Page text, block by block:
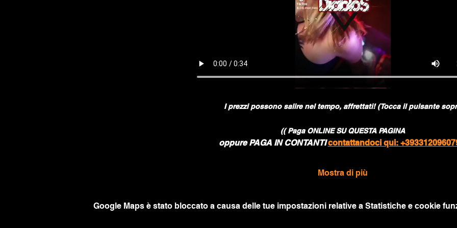
I prezzi possono salire nel tempo, affrettati! (Tocca il pulsante
(( Paga ONLINE SU QUESTA PAGINA
oppure PAGA IN CONTANTI contattandoci qui:
Mostra di più
Google Maps è stato bloccato a causa delle tue impostazioni relative a Statistiche e cookie